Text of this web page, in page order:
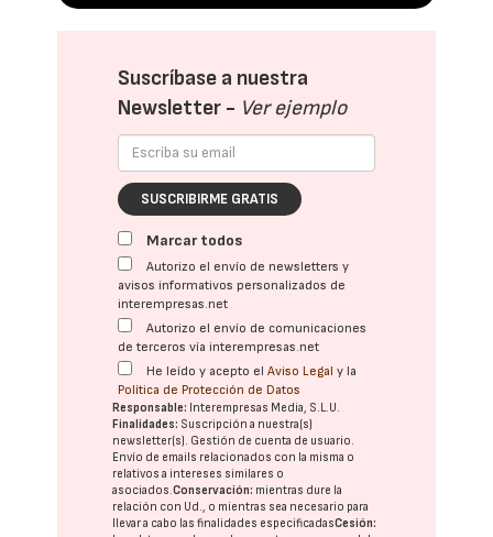
Suscríbase a nuestra
Newsletter - Ver ejemplo
SUSCRIBIRME GRATIS
Marcar todos
Autorizo el envío de newsletters y
avisos informativos personalizados de
interempresas.net
Autorizo el envío de comunicaciones
de terceros vía interempresas.net
He leído y acepto elAviso Legal y la
Política de Protección de Datos
Responsable: Interempresas Media, S.L.U.
Finalidades: Suscripción a nuestra(s)
newsletter(s). Gestión de cuenta de usuario.
Envío de emails relacionados con la misma o
relativos a intereses similares o
asociados.Conservación: mientras dure la
relación con Ud., o mientras sea necesario para
llevar a cabo las finalidades especificadasCesión: